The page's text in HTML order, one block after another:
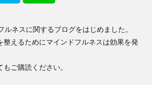
ルネスに関するブログをはじめました。
整えるためにマインドフルネスは効果を発
ご購読ください。